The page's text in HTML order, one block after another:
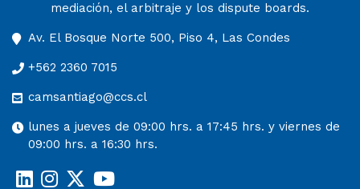
mediación, el arbitraje y los dispute boards.
Av. El Bosque Norte 500, Piso 4, Las Condes
+562 2360 7015
camsantiago@ccs.cl
lunes a jueves de 09:00 hrs. a 17:45 hrs. y viernes de
09:00 hrs. a 16:30 hrs.